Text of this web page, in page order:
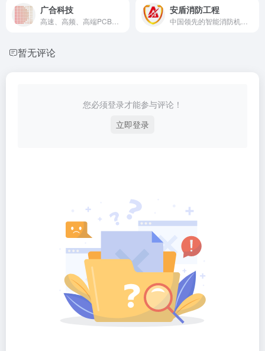
广合科技 安盾消防工程
暂无评论
您必须登录才能参与评论！
立即登录